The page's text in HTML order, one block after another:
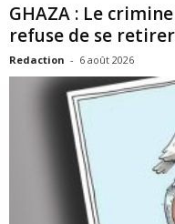
GHAZA : Le
refuse de se retirer
Redaction - 6 août 2026